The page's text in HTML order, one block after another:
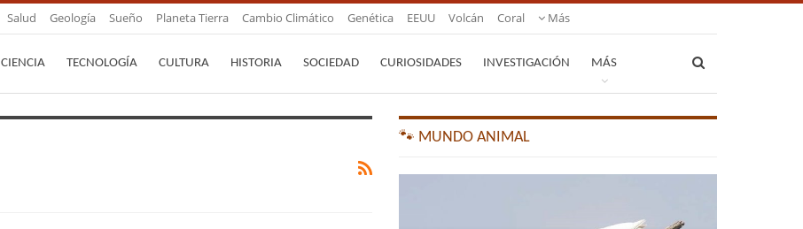
Salud Geología Sueño Planeta Tierra Cambio Climático Genética EEUU Volcán Coral Más
CIENCIA TECNOLOGÍA CULTURA HISTORIA SOCIEDAD CURIOSIDADES INVESTIGACIÓN MÁS
🐾 MUNDO ANIMAL